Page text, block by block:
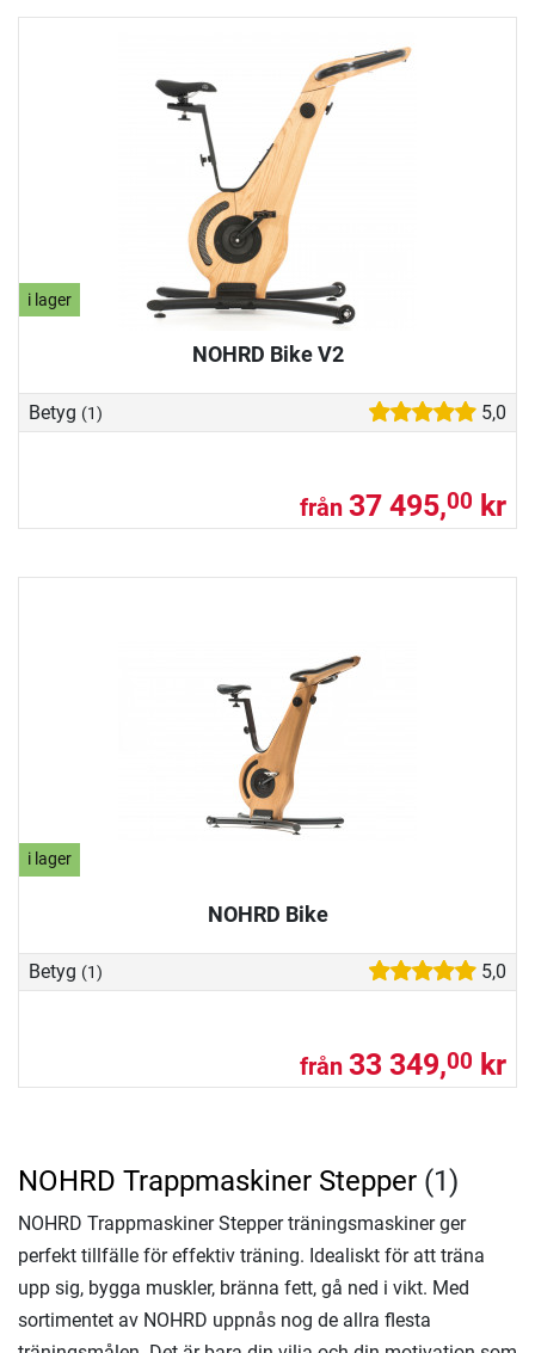
i lager
NOHRD Bike V2
Betyg (1) 5,0
från 37 495,00 kr
i lager
NOHRD Bike
Betyg (1) 5,0
från 33 349,00 kr
NOHRD Trappmaskiner Stepper (1)
NOHRD Trappmaskiner Stepper träningsmaskiner ger
perfekt tillfälle för effektiv träning. Idealiskt för att träna
upp sig, bygga muskler, bränna fett, gå ned i vikt. Med
sortimentet av NOHRD uppnås nog de allra flesta